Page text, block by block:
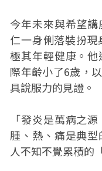
今年未來與希望
仁一身俐落裝扮
極其年輕健康。
際年齡小了6歲，
具說服力的見證。
「發炎是萬病之
腫、熱、痛是典
人不知不覺累積的